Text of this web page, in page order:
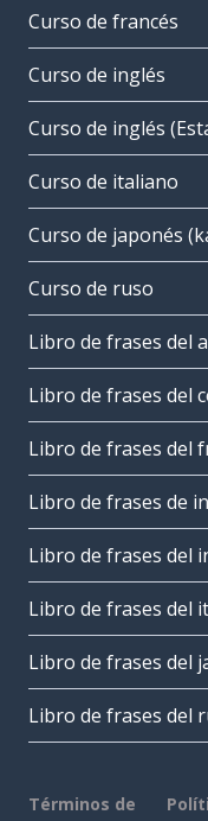
Curso de francés
Curso de inglés
Curso de inglés
Curso de italiano
Curso de japonés
Curso de ruso
Libro de frases del
Libro de frases del
Libro de frases del
Libro de frases de
Libro de frases del
Libro de frases del
Libro de frases del
Libro de frases del
Términos de